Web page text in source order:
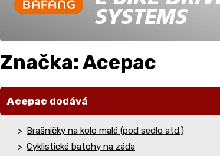
Značka: Acepac
Acepac dodává
Brašničky na kolo malé (pod sedlo atd.)
Cyklistické batohy na záda